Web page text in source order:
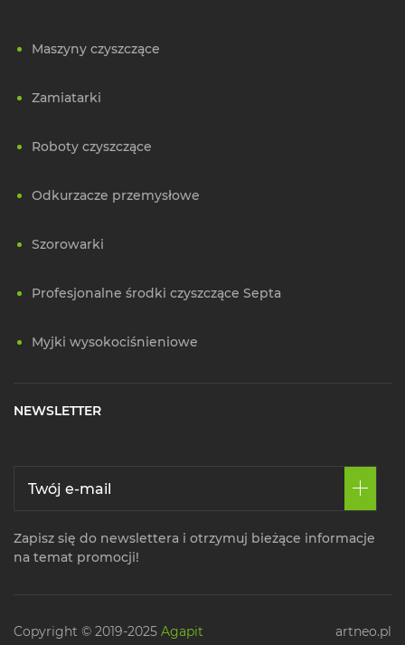
Maszyny czyszczące
Zamiatarki
Roboty czyszczące
Odkurzacze przemysłowe
Szorowarki
Profesjonalne środki czyszczące Septa
Myjki wysokociśnieniowe
NEWSLETTER
Zapisz się do newslettera i otrzymuj bieżące informacje
na temat promocji!
Copyright © 2019-2025 Agapit
artneo.pl